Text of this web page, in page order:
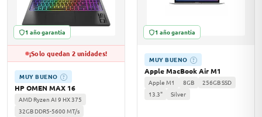
1 año garantía
¡Solo quedan 2 unidades!
MUY BUENO ?
HP OMEN MAX 16
AMD Ryzen AI 9 HX 375
32GB DDR5-5600 MT/s
1 año garantía
MUY BUENO ?
Apple MacBook Air M1
Apple M1 8GB
256GB SSD
13.3"
Silver